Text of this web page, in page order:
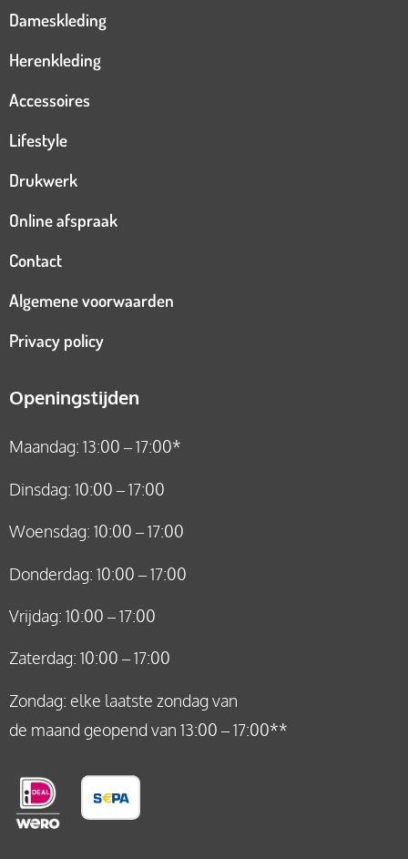
Dameskleding
Herenkleding
Accessoires
Lifestyle
Drukwerk
Online afspraak
Contact
Algemene voorwaarden
Privacy policy
Openingstijden
Maandag: 13:00 – 17:00*
Dinsdag: 10:00 – 17:00
Woensdag: 10:00 – 17:00
Donderdag: 10:00 – 17:00
Vrijdag: 10:00 – 17:00
Zaterdag: 10:00 – 17:00
Zondag: elke laatste zondag van
de maand geopend van 13:00 – 17:00**